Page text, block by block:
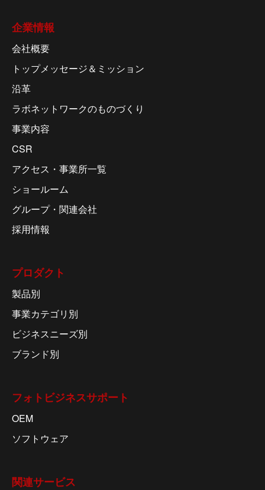
企業情報
会社概要
トップメッセージ＆ミッション
沿革
ラボネットワークのものづくり
事業内容
CSR
アクセス・事業所一覧
ショールーム
グループ・関連会社
採用情報
プロダクト
製品別
事業カテゴリ別
ビジネスニーズ別
ブランド別
フォトビジネスサポート
OEM
ソフトウェア
関連サービス